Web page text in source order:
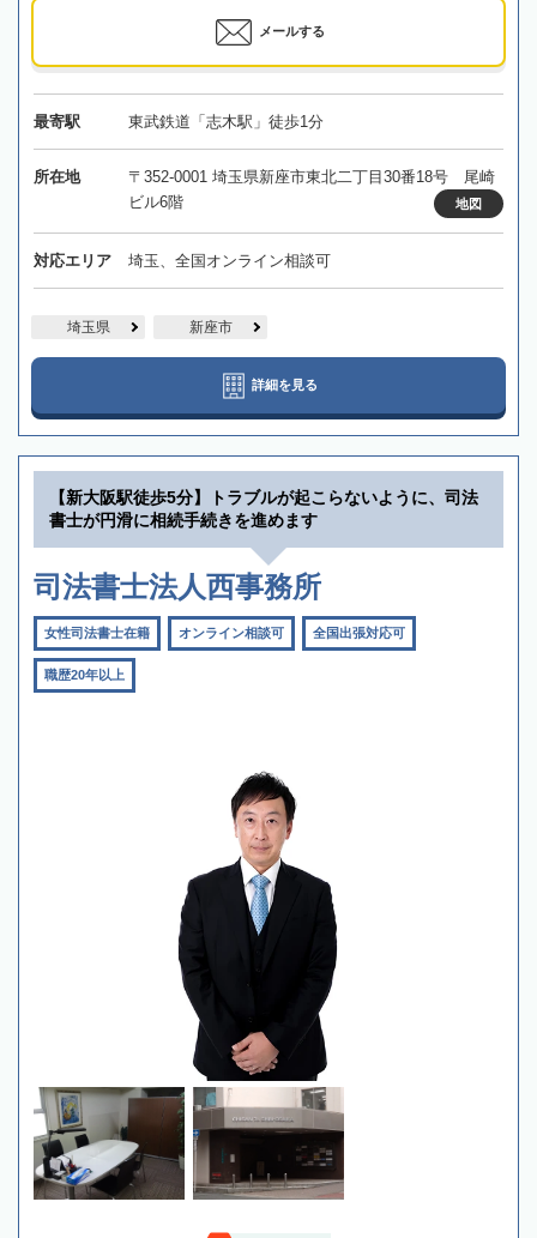
メールする
最寄駅 東武鉄道「志木駅」徒歩1分
所在地
〒352-0001 埼玉県新座市東北二丁目30番18号 尾崎
ビル6階
地図
対応エリア 埼玉、全国オンライン相談可
埼玉県 新座市
詳細を見る
【新大阪駅徒歩5分】トラブルが起こらないように、司法
書士が円滑に相続手続きを進めます
司法書士法人西事務所
女性司法書士在籍 オンライン相談可 全国出張対応可
職歴20年以上